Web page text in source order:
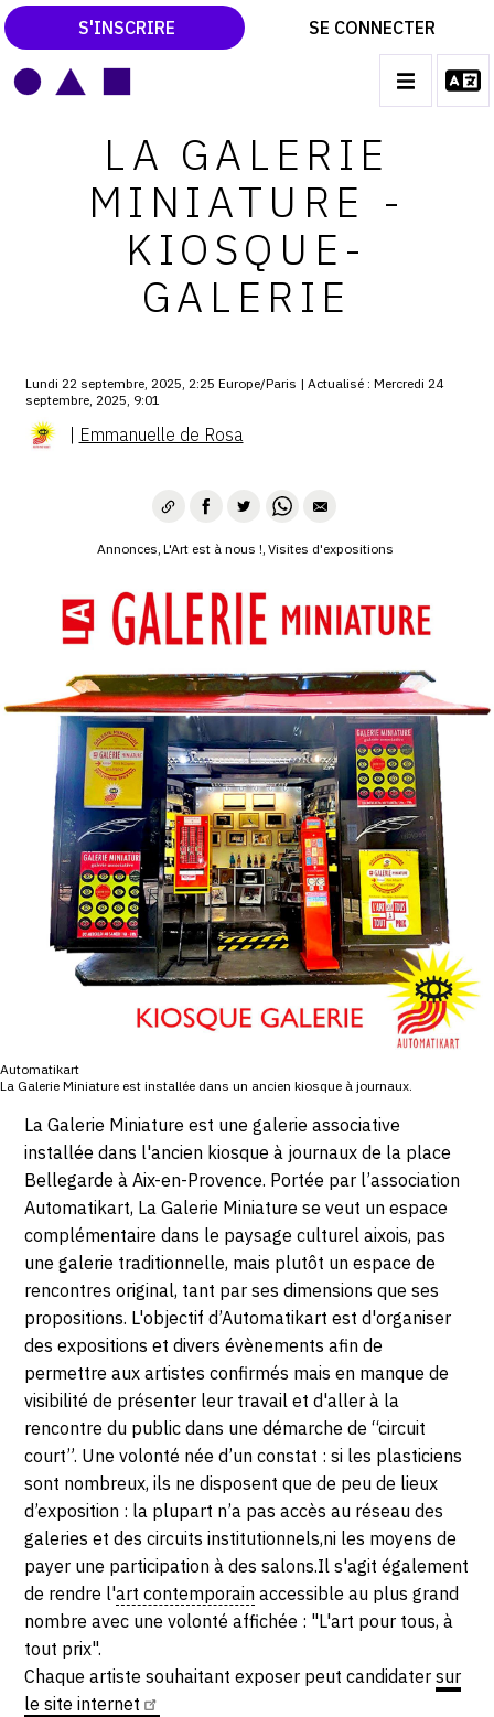
S'INSCRIRE SE CONNECTER
CATALOGUES RAISONNÉS
LES EXPOSITIONS
LES VERNISSAGES
ARCHIVES DES EXPOSITIONS
LIBRAIRIE : LIVRES & CATALOGUES
LEXIQUE ARTISTIQUE
SERVICES
ABONNEMENTS DÉDIÉS AUX GALERISTES
CRÉER SON CATALOGUE D'EXPO
PUBLIER SES EXPOSITIONS
DEVENIR CONTRIBUTEUR
À PROPOS
L'ÉQUIPE OAM
À PROPOS D'OAM
CONTACT
SUIVEZ-NOUS
INSTAGRAM
FACEBOOK
TWITTER
PINTEREST
LA GALERIE
MINIATURE -
KIOSQUE-
GALERIE
Lundi 22 septembre, 2025, 2:25 Europe/Paris | Actualisé : Mercredi 24
septembre, 2025, 9:01
Emmanuelle de Rosa
Annonces L'Art est à nous ! Visites d'expositions
Automatikart
La Galerie Miniature est installée dans un ancien kiosque à journaux.
La Galerie Miniature est une galerie associative
installée dans l'ancien kiosque à journaux de la place
Bellegarde à Aix-en-Provence. Portée par l’association
Automatikart, La Galerie Miniature se veut un espace
complémentaire dans le paysage culturel aixois, pas
une galerie traditionnelle, mais plutôt un espace de
rencontres original, tant par ses dimensions que ses
propositions. L'objectif d’Automatikart est d'organiser
des expositions et divers évènements afin de
permettre aux artistes confirmés mais en manque de
visibilité de présenter leur travail et d'aller à la
rencontre du public dans une démarche de “circuit
court”. Une volonté née d’un constat : si les plasticiens
sont nombreux, ils ne disposent que de peu de lieux
d’exposition : la plupart n’a pas accès au réseau des
galeries et des circuits institutionnels,ni les moyens de
payer une participation à des salons.Il s'agit également
de rendre l'art contemporain accessible au plus grand
nombre avec une volonté affichée : "L'art pour tous, à
tout prix".
Chaque artiste souhaitant exposer peut candidatersur
le siteinternet